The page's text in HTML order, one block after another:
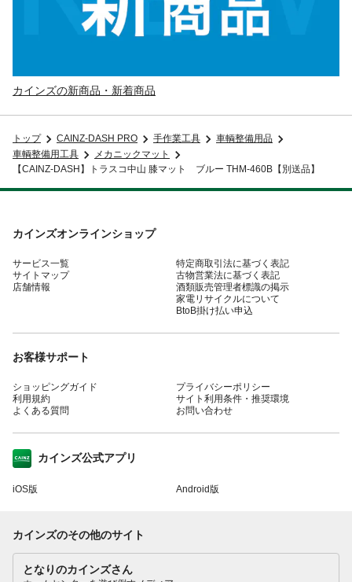
カインズの新商品・新着商品
トップ CAINZ-DASH PRO 手作業工具
車輌整備用品
車輌整備用工具
メカニックマット
【CAINZ-DASH】トラスコ中山 膝マット ブルー THM-460B【別送品】
カインズオンラインショップ
サービス一覧
サイトマップ
店舗情報
特定商取引法に基づく表記
古物営業法に基づく表記
酒類販売管理者標識の掲示
家電リサイクルについて
BtoB掛け払い申込
お客様サポート
ショッピングガイド
利用規約
よくある質問
プライバシーポリシー
サイト利用条件・推奨環境
お問い合わせ
カインズ公式アプリ
iOS版 Android版
カインズのその他のサイト
となりのカインズさん